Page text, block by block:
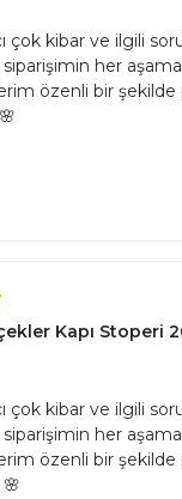
çok kibar ve ilgili
her
özenli bir şekilde
Kapı Stoperi
çok kibar ve ilgili
her
özenli bir şekilde